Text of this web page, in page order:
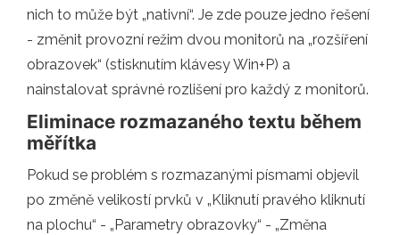
nich to může být „nativní“. Je zde pouze jedno řešení
- změnit provozní režim dvou monitorů na „rozšíření
obrazovek“ (stisknutím klávesy Win+P) a
nainstalovat správné rozlišení pro každý z monitorů.
Eliminace rozmazaného textu během
měřítka
Pokud se problém s rozmazanými písmami objevil
po změně velikostí prvků v „Kliknutí pravého kliknutí
na plochu“ - „Parametry obrazovky“ - „Změna